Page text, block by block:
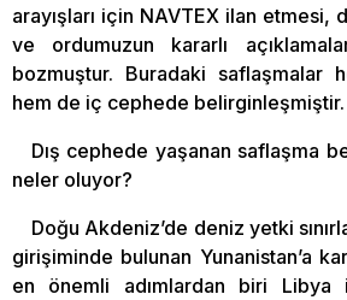
arayışları için NAVTEX ilan etmesi,
ve ordumuzun kararlı
bozmuştur. Buradaki saflaşmalar
hem de iç cephede belirginleşmiştir.
Dış cephede yaşanan saflaşma
neler oluyor?
Doğu Akdeniz’de deniz yetki
girişiminde bulunan Yunanistan’a
en önemli adımlardan biri Libya